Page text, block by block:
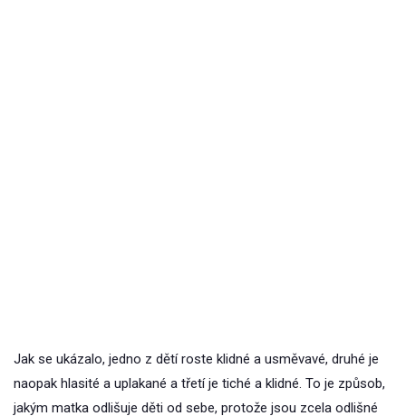
Jak se ukázalo, jedno z dětí roste klidné a usměvavé, druhé je
naopak hlasité a uplakané a třetí je tiché a klidné. To je způsob,
jakým matka odlišuje děti od sebe, protože jsou zcela odlišné